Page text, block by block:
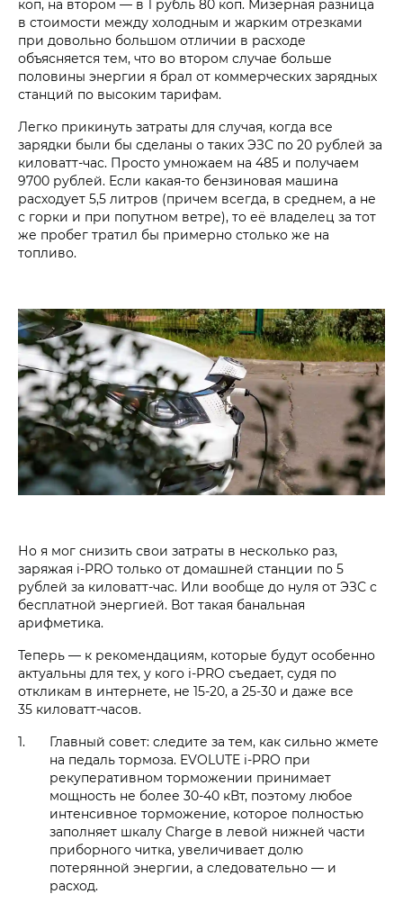
коп, на втором — в 1 рубль 80 коп. Мизерная разница
в стоимости между холодным и жарким отрезками
при довольно большом отличии в расходе
объясняется тем, что во втором случае больше
половины энергии я брал от коммерческих зарядных
станций по высоким тарифам.
Легко прикинуть затраты для случая, когда все
зарядки были бы сделаны о таких ЭЗС по 20 рублей за
киловатт-час. Просто умножаем на 485 и получаем
9700 рублей. Если какая-то бензиновая машина
расходует 5,5 литров (причем всегда, в среднем, а не
с горки и при попутном ветре), то её владелец за тот
же пробег тратил бы примерно столько же на
топливо.
Но я мог снизить свои затраты в несколько раз,
заряжая i‑PRO только от домашней станции по 5
рублей за киловатт-час. Или вообще до нуля от ЭЗС с
бесплатной энергией. Вот такая банальная
арифметика.
Теперь — к рекомендациям, которые будут особенно
актуальны для тех, у кого i‑PRO съедает, судя по
откликам в интернете, не 15-20, а 25-30 и даже все
35 киловатт-часов.
Главный совет: следите за тем, как сильно жмете
на педаль тормоза. EVOLUTE i‑PRO при
рекуперативном торможении принимает
мощность не более 30-40 кВт, поэтому любое
интенсивное торможение, которое полностью
заполняет шкалу Charge в левой нижней части
приборного читка, увеличивает долю
потерянной энергии, а следовательно — и
расход.